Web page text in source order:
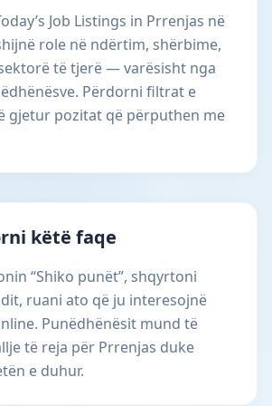
Job Listings in Prrenjas në
role në ndërtim, shërbime,
të tjerë — varësisht nga
Përdorni filtrat e
gjetur pozitat që përputhen me
këtë faqe
“Shiko punët”, shqyrtoni
ruani ato që ju interesojnë
Punëdhënësit mund të
të reja për Prrenjas duke
e duhur.